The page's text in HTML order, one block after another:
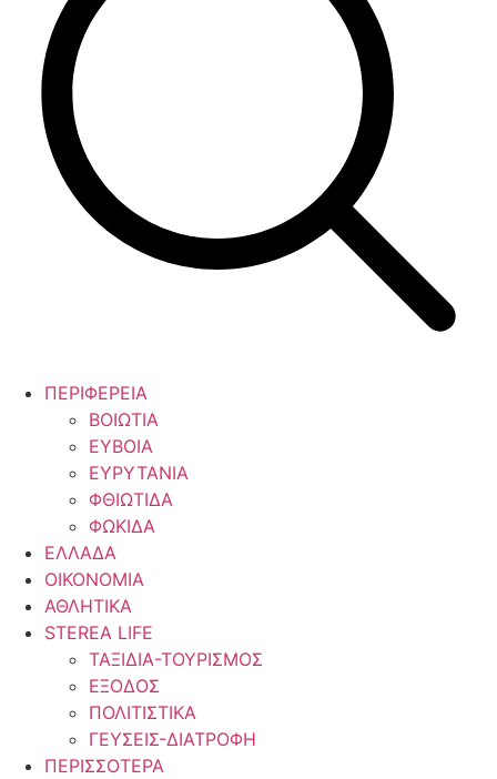
ΠΕΡΙΦΕΡΕΙΑ
ΒΟΙΩΤΙΑ
ΕΥΒΟΙΑ
ΕΥΡΥΤΑΝΙΑ
ΦΘΙΩΤΙΔΑ
ΦΩΚΙΔΑ
ΕΛΛΑΔΑ
ΟΙΚΟΝΟΜΙΑ
ΑΘΛΗΤΙΚΑ
STEREA LIFE
ΤΑΞΙΔΙΑ-ΤΟΥΡΙΣΜΟΣ
ΕΞΟΔΟΣ
ΠΟΛΙΤΙΣΤΙΚΑ
ΓΕΥΣΕΙΣ-ΔΙΑΤΡΟΦΗ
ΠΕΡΙΣΣΟΤΕΡΑ